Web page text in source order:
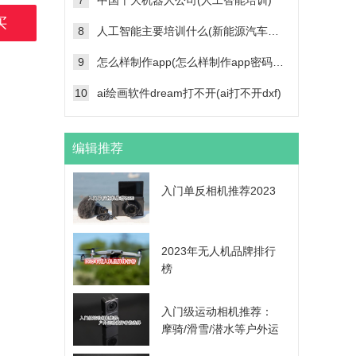
8
9
10 ai绘画软件dream打不开(ai打不开dxf)
编辑推荐
入门单反相机推荐2023
2023年无人机品牌排行
榜
入门级运动相机推荐：
摩骑/滑雪/潜水等户外运